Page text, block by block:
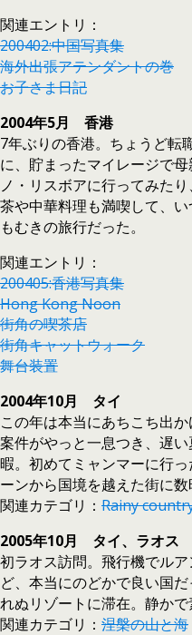
関連エントリ：
200402:中国写真集
海外出張アテンダントの巻
お子さま日記
2004年5月 香港
7年ぶりの香港。ちょうど転
に、貯まったマイレージで
ノ・リスボアに行ってみた
茶や中華料理も満喫して、
もむきの旅行だった。
関連エントリ：
200405:香港写真集
Hong Kong Noon
街角の喫茶店
街角キャットウォーク
舞台装置
2004年10月 タイ
この年は本当にあちこち出
案件がやっと一息つき、遅
暇。初めてミャンマーに行
ーンから国境を越えた街に数
関連カテゴリ： Rainy
2005年10月 タイ、ラオス
初ラオス訪問。飛行機でル
ど、本当にのどかで良い国
れぬリゾートに滞在。静かで
関連カテゴリ： 涅槃の山と海